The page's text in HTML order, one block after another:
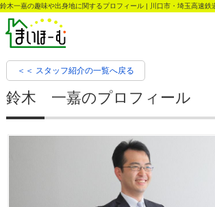
＜＜ スタッフ紹介の一覧へ戻る
鈴木 一嘉のプロフィール